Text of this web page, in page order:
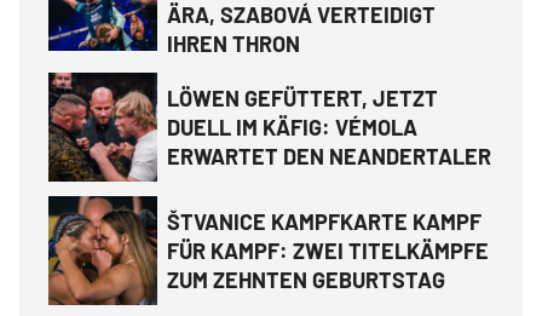
ÄRA, SZABOVÁ VERTEIDIGT
IHREN THRON
LÖWEN GEFÜTTERT, JETZT
DUELL IM KÄFIG: VÉMOLA
ERWARTET DEN NEANDERTALER
ŠTVANICE KAMPFKARTE KAMPF
FÜR KAMPF: ZWEI TITELKÄMPFE
ZUM ZEHNTEN GEBURTSTAG